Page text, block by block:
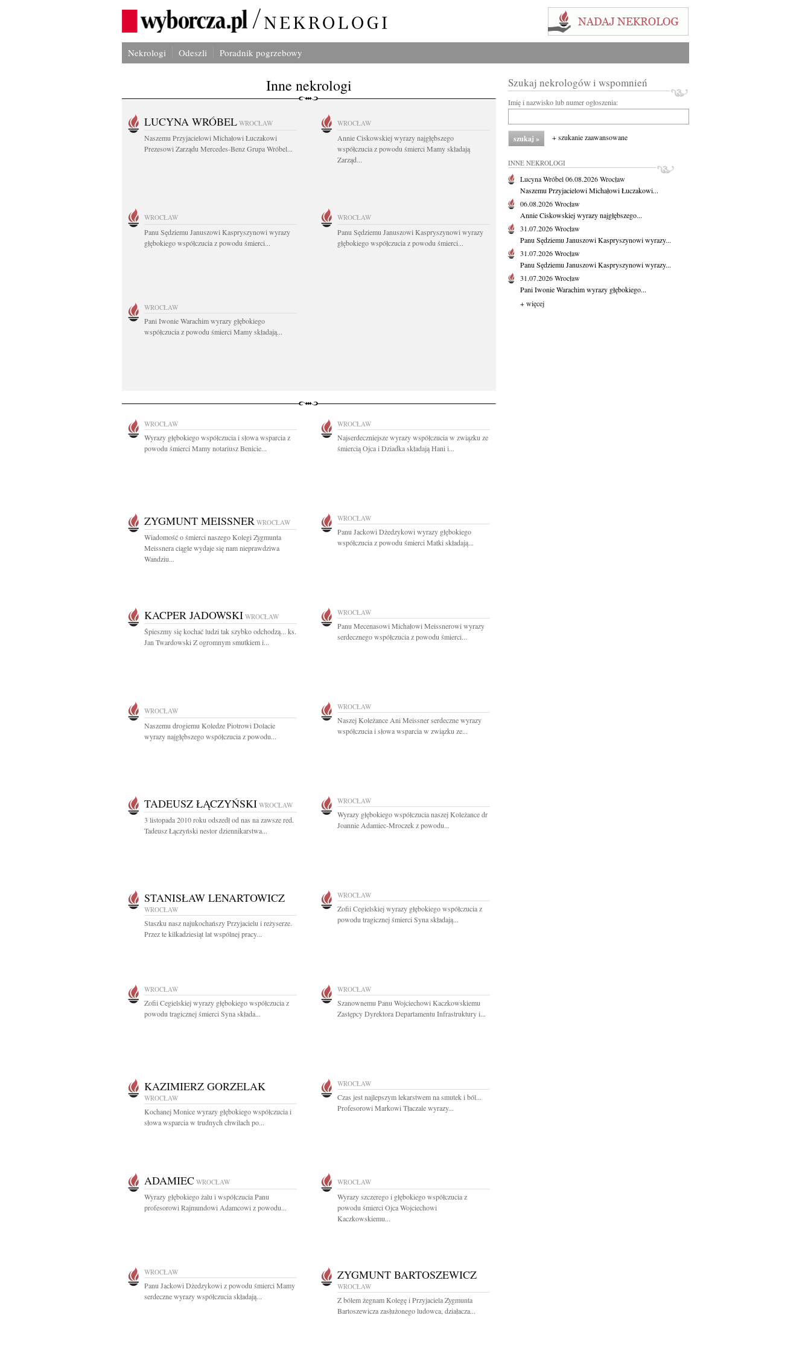
Nekrologi Odeszli Poradnik pogrzebowy
Inne nekrologi
LUCYNA WRÓBEL WROCŁAW
Naszemu Przyjacielowi Michałowi Łuczakowi
Prezesowi Zarządu Mercedes-Benz Grupa Wróbel...
WROCŁAW
Annie Ciskowskiej wyrazy najgłębszego
współczucia z powodu śmierci Mamy składają
Zarząd...
WROCŁAW
Panu Sędziemu Januszowi Kaspryszynowi wyrazy
głębokiego współczucia z powodu śmierci...
WROCŁAW
Panu Sędziemu Januszowi Kaspryszynowi wyrazy
głębokiego współczucia z powodu śmierci...
WROCŁAW
Pani Iwonie Warachim wyrazy głębokiego
współczucia z powodu śmierci Mamy składają...
WROCŁAW
Wyrazy głębokiego współczucia i słowa wsparcia z
powodu śmierci Mamy notariusz Benicie...
WROCŁAW
Najserdeczniejsze wyrazy współczucia w związku ze
śmiercią Ojca i Dziadka składają Hani i...
ZYGMUNT MEISSNER WROCŁAW
Wiadomość o śmierci naszego Kolegi Zygmunta
Meissnera ciągle wydaje się nam nieprawdziwa
Wandziu...
WROCŁAW
Panu Jackowi Dżedzykowi wyrazy głębokiego
współczucia z powodu śmierci Matki składają...
KACPER JADOWSKI WROCŁAW
Śpieszmy się kochać ludzi tak szybko odchodzą... ks.
Jan Twardowski Z ogromnym smutkiem i...
WROCŁAW
Panu Mecenasowi Michałowi Meissnerowi wyrazy
serdecznego współczucia z powodu śmierci...
WROCŁAW
Naszemu drogiemu Koledze Piotrowi Dolacie
wyrazy najgłębszego współczucia z powodu...
WROCŁAW
Naszej Koleżance Ani Meissner serdeczne wyrazy
współczucia i słowa wsparcia w związku ze...
TADEUSZ ŁĄCZYŃSKI WROCŁAW
3 listopada 2010 roku odszedł od nas na zawsze red.
Tadeusz Łączyński nestor dziennikarstwa...
WROCŁAW
Wyrazy głębokiego współczucia naszej Koleżance dr
Joannie Adamiec-Mroczek z powodu...
STANISŁAW LENARTOWICZ
WROCŁAW
Staszku nasz najukochańszy Przyjacielu i reżyserze.
Przez te kilkadziesiąt lat wspólnej pracy...
WROCŁAW
Zofii Cegielskiej wyrazy głębokiego współczucia z
powodu tragicznej śmierci Syna składają...
WROCŁAW
Zofii Cegielskiej wyrazy głębokiego współczucia z
powodu tragicznej śmierci Syna składa...
WROCŁAW
Szanownemu Panu Wojciechowi Kaczkowskiemu
Zastępcy Dyrektora Departamentu Infrastruktury i...
KAZIMIERZ GORZELAK
WROCŁAW
Kochanej Monice wyrazy głębokiego współczucia i
słowa wsparcia w trudnych chwilach po...
WROCŁAW
Czas jest najlepszym lekarstwem na smutek i ból...
Profesorowi Markowi Tłaczale wyrazy...
ADAMIEC WROCŁAW
Wyrazy głębokiego żalu i współczucia Panu
profesorowi Rajmundowi Adamcowi z powodu...
WROCŁAW
Wyrazy szczerego i głębokiego współczucia z
powodu śmierci Ojca Wojciechowi
Kaczkowskiemu...
WROCŁAW
Panu Jackowi Dżedzykowi z powodu śmierci Mamy
serdeczne wyrazy współczucia składają...
ZYGMUNT BARTOSZEWICZ
WROCŁAW
Z bólem żegnam Kolegę i Przyjaciela Zygmunta
Bartoszewicza zasłużonego ludowca, działacza...
Szukaj nekrologów i wspomnień
Imię i nazwisko lub numer ogłoszenia:
+ szukanie zaawansowane
INNE NEKROLOGI
Lucyna Wróbel06.08.2026Wrocław
Naszemu Przyjacielowi Michałowi Łuczakowi...
06.08.2026Wrocław
Annie Ciskowskiej wyrazy najgłębszego...
31.07.2026Wrocław
Panu Sędziemu Januszowi Kaspryszynowi wyrazy...
31.07.2026Wrocław
Panu Sędziemu Januszowi Kaspryszynowi wyrazy...
31.07.2026Wrocław
Pani Iwonie Warachim wyrazy głębokiego...
+ więcej